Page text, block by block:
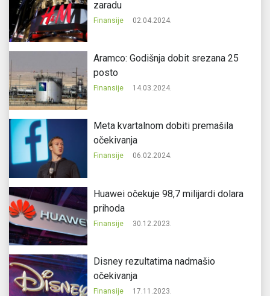
zaradu
Finansije 02.04.2024.
Aramco: Godišnja dobit srezana 25
posto
Finansije 14.03.2024.
Meta kvartalnom dobiti premašila
očekivanja
Finansije 06.02.2024.
Huawei očekuje 98,7 milijardi dolara
prihoda
Finansije 30.12.2023.
Disney rezultatima nadmašio
očekivanja
Finansije 17.11.2023.